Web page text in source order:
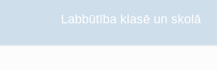
Labbūtība klasē un skolā